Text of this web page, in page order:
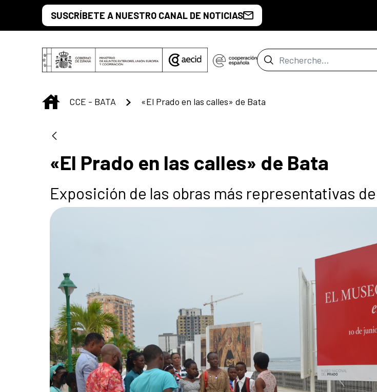
Saut au contenu principal
SUSCRÍBETE A NUESTRO CANAL DE NOTICIAS
Barre de recherche
INICIO
CCE - BATA «El Prado en las calles» de Bata
«El Prado en las calles» de Bata
Exposición de las obras más representativas